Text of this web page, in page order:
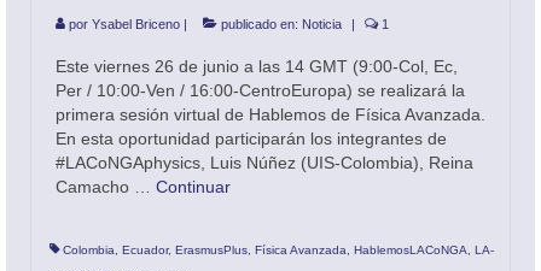
por Ysabel Briceno | publicado en: Noticia | 1
Este viernes 26 de junio a las 14 GMT (9:00-Col, Ec,
Per / 10:00-Ven / 16:00-CentroEuropa) se realizará la
primera sesión virtual de Hablemos de Física Avanzada.
En esta oportunidad participarán los integrantes de
#LACoNGAphysics, Luis Núñez (UIS-Colombia), Reina
Camacho … Continuar
Colombia Ecuador, ErasmusPlus Física Avanzada HablemosLACoNGA
LA-